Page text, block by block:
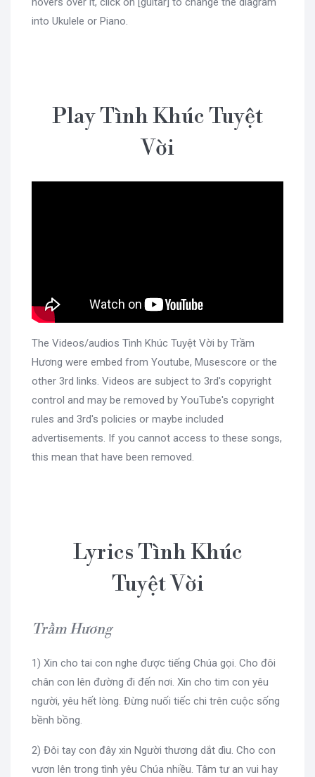
into Ukulele or Piano.
Play Tình Khúc Tuyệt
Vời
The Videos/audios Tình Khúc Tuyệt Vời by Trầm
Hương were embed from Youtube, Musescore or the
other 3rd links. Videos are subject to 3rd's copyright
control and may be removed by YouTube's copyright
rules and 3rd's policies or maybe included
advertisements. If you cannot access to these songs,
this mean that have been removed.
Lyrics Tình Khúc
Tuyệt Vời
Trầm Hương
1) Xin cho tai con nghe được tiếng Chúa gọi. Cho đôi
chân con lên đường đi đến nơi. Xin cho tim con yêu
người, yêu hết lòng. Đừng nuối tiếc chi trên cuộc sống
bềnh bồng.
2) Đôi tay con đây xin Người thương dắt dìu. Cho con
vươn lên trong tình yêu Chúa nhiều. Tâm tư an vui hay